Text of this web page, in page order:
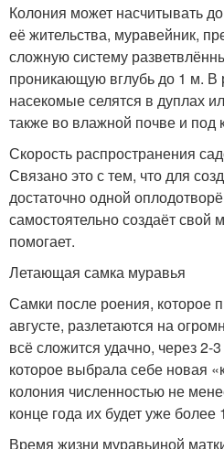
Колония может насчитывать
её жительства, муравейник,
сложную систему
проникающую вглубь до 1 м. В
насекомые селятся в дуплах
также во влажной почве и под
Скорость распространения
Связано это с тем, что для
достаточно одной
самостоятельно создаёт свой
помогает.
Летающая самка муравья
Самки после роения, которое
августе, разлетаются на
всё сложится удачно, через 2-
которое выбрала себе новая
колония численностью не
конце года их будет уже более
Время жизни муравьиной